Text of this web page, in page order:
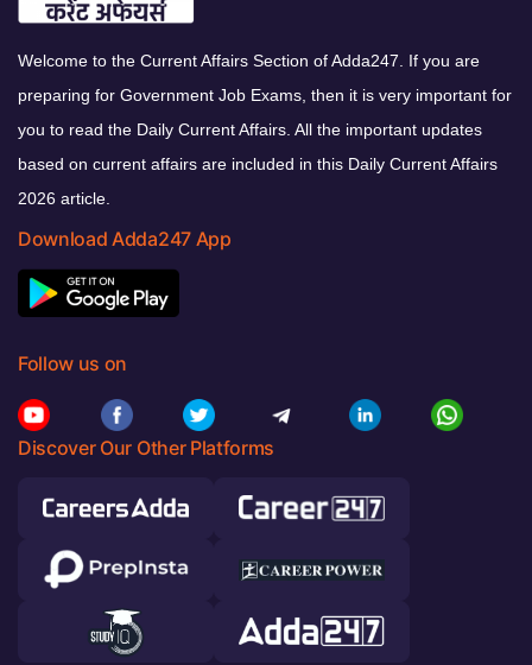
Welcome to the Current Affairs Section of Adda247. If you are
preparing for Government Job Exams, then it is very important for
you to read the Daily Current Affairs. All the important updates
based on current affairs are included in this Daily Current Affairs
2026 article.
Download Adda247 App
Follow us on
Discover Our Other Platforms